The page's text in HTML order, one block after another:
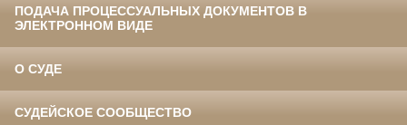
ПОДАЧА ПРОЦЕССУАЛЬНЫХ ДОКУМЕНТОВ В
ЭЛЕКТРОННОМ ВИДЕ
О СУДЕ
СУДЕЙСКОЕ СООБЩЕСТВО